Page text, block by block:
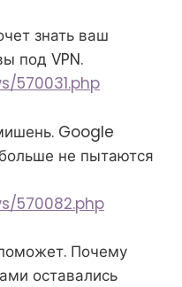
знать ваш
под VPN.
570031.php
Google
не пытаются
570082.php
Почему
оставались